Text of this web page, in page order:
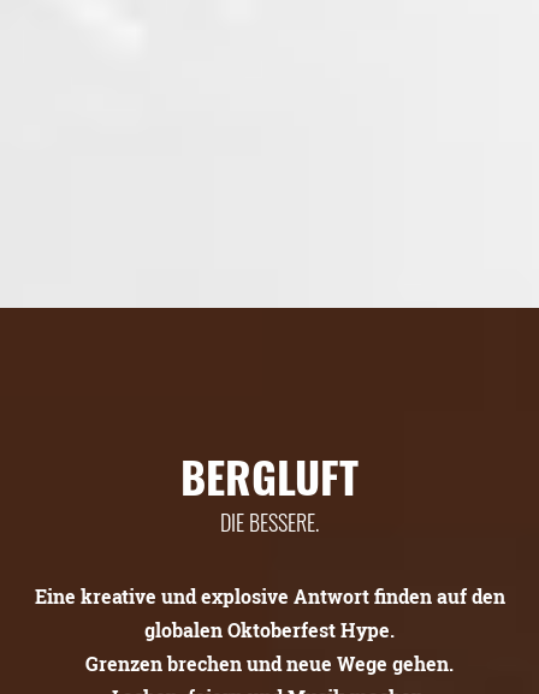
BERGLUFT
DIE BESSERE.
Eine kreative und explosive Antwort finden auf den
globalen Oktoberfest Hype.
Grenzen brechen und neue Wege gehen.